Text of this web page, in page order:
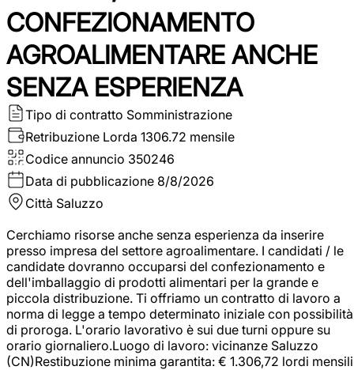
CONFEZIONAMENTO
AGROALIMENTARE ANCHE
SENZA ESPERIENZA
Tipo di contratto Somministrazione
Retribuzione Lorda 1306.72 mensile
Codice annuncio 350246
Data di pubblicazione 8/8/2026
Città Saluzzo
Cerchiamo risorse anche senza esperienza da inserire
presso impresa del settore agroalimentare. I candidati / le
candidate dovranno occuparsi del confezionamento e
dell'imballaggio di prodotti alimentari per la grande e
piccola distribuzione. Ti offriamo un contratto di lavoro a
norma di legge a tempo determinato iniziale con possibilità
di proroga. L'orario lavorativo è sui due turni oppure su
orario giornaliero.Luogo di lavoro: vicinanze Saluzzo
(CN)Restibuzione minima garantita: € 1.306,72 lordi mensili